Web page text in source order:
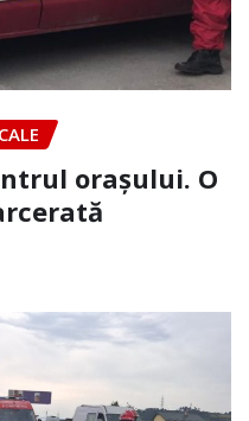
orașului. O